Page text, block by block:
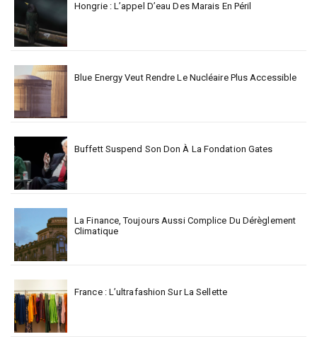
Hongrie : L’appel D’eau Des Marais En Péril
Blue Energy Veut Rendre Le Nucléaire Plus Accessible
Buffett Suspend Son Don À La Fondation Gates
La Finance, Toujours Aussi Complice Du Dérèglement
Climatique
France : L’ultrafashion Sur La Sellette